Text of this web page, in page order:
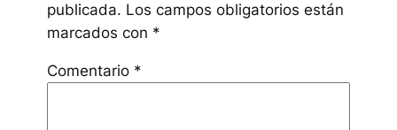
publicada. Los campos obligatorios están
marcados con *
Comentario *